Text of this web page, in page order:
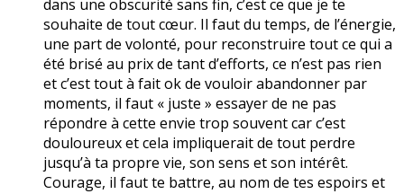
dans une obscurité sans fin, c’est ce que je te
souhaite de tout cœur. Il faut du temps, de l’énergie,
une part de volonté, pour reconstruire tout ce qui a
été brisé au prix de tant d’efforts, ce n’est pas rien
et c’est tout à fait ok de vouloir abandonner par
moments, il faut « juste » essayer de ne pas
répondre à cette envie trop souvent car c’est
douloureux et cela impliquerait de tout perdre
jusqu’à ta propre vie, son sens et son intérêt.
Courage, il faut te battre, au nom de tes espoirs et